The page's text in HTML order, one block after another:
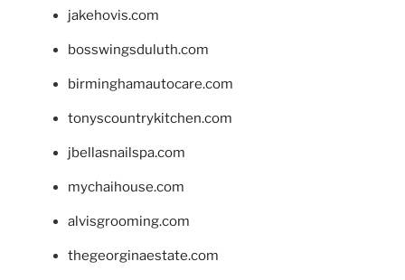
jakehovis.com
bosswingsduluth.com
birminghamautocare.com
tonyscountrykitchen.com
jbellasnailspa.com
mychaihouse.com
alvisgrooming.com
thegeorginaestate.com